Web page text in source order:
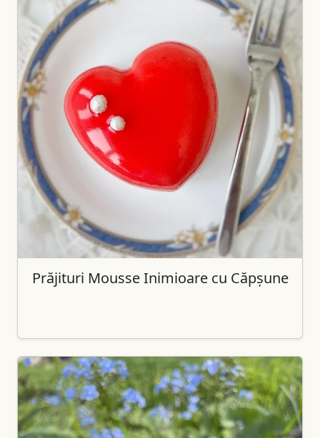
Prăjituri Mousse Inimioare cu Căpșune